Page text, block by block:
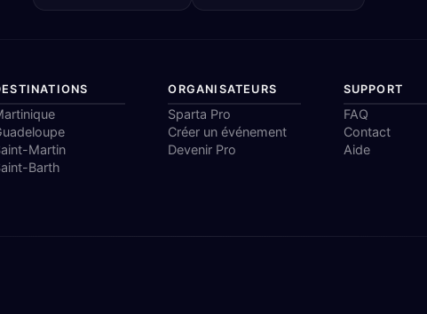
Martin
Barth
ORGANISATEURS
Sparta Pro
Créer un événement
Devenir Pro
SUPPORT
FAQ
Contact
Aide